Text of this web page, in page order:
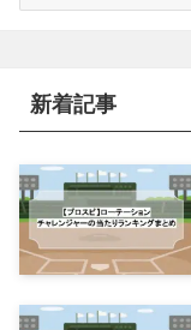
ー
新着記事